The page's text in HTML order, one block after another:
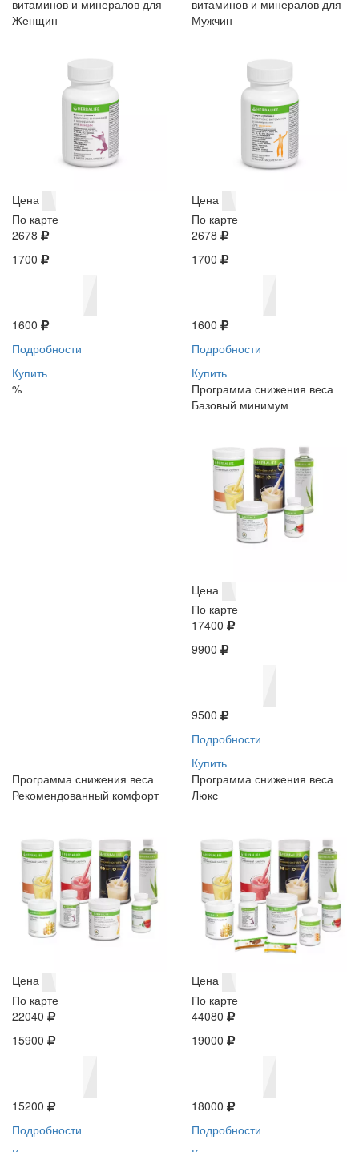
витаминов и минералов для
Женщин
Цена
По карте
2678
1700
1600
Подробности
Купить
%
витаминов и минералов для
Мужчин
Цена
По карте
2678
1700
1600
Подробности
Купить
Программа снижения веса
Базовый минимум
Цена
По карте
17400
9900
9500
Подробности
Купить
Программа снижения веса
Рекомендованный комфорт
Цена
По карте
22040
15900
15200
Подробности
Программа снижения веса
Люкс
Цена
По карте
44080
19000
18000
Подробности